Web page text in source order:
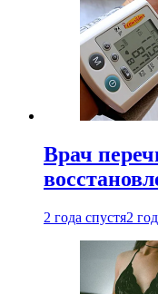
Врач
2 года спустя2